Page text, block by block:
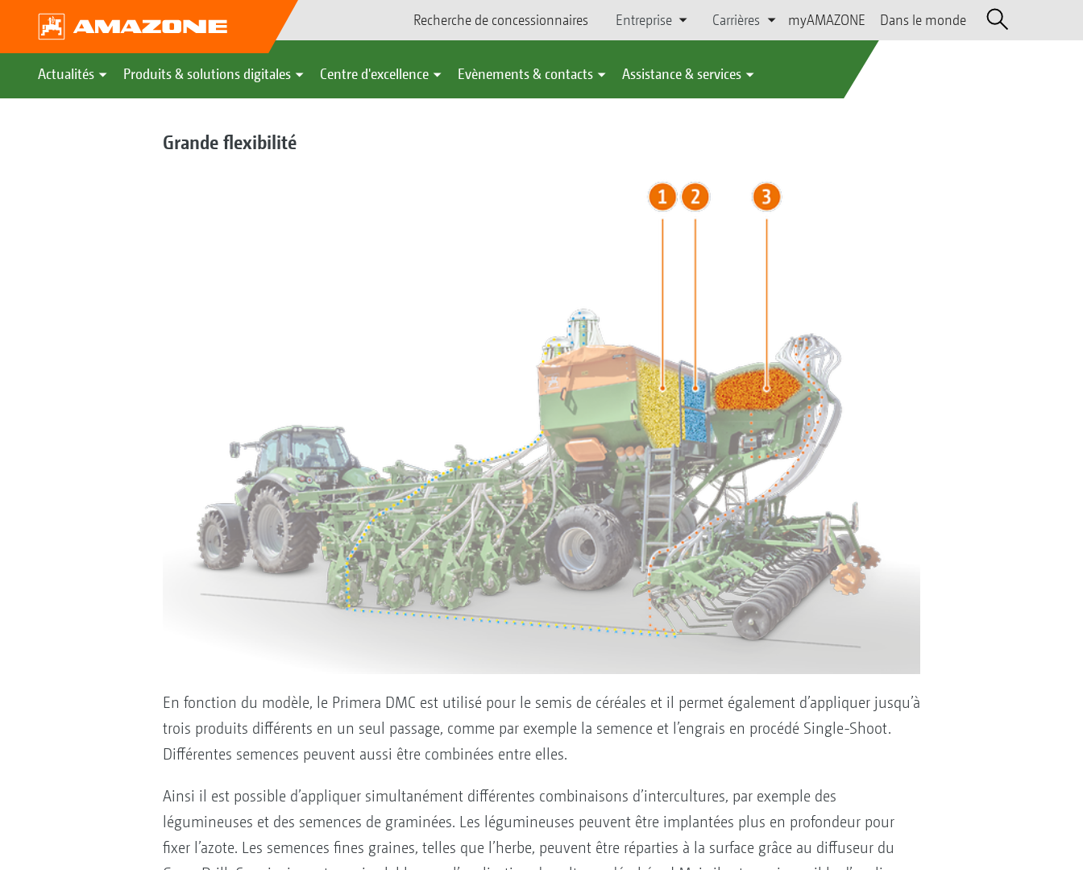
Recherche de concessionnaires Entreprise Carrières myAMAZONE Dans le monde
Actualités Produits & solutions digitales Centre d'excellence Evènements & contacts Assistance & services
Grande flexibilité
En fonction du modèle, le Primera DMC est utilisé pour le semis de céréales et il permet également d’appliquer jusqu’à
trois produits différents en un seul passage, comme par exemple la semence et l’engrais en procédé Single-Shoot.
Différentes semences peuvent aussi être combinées entre elles.
Ainsi il est possible d’appliquer simultanément différentes combinaisons d’intercultures, par exemple des
légumineuses et des semences de graminées. Les légumineuses peuvent être implantées plus en profondeur pour
fixer l’azote. Les semences fines graines, telles que l’herbe, peuvent être réparties à la surface grâce au diffuseur du